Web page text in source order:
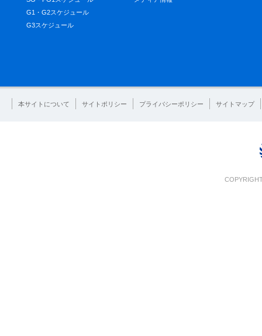
G1・G2スケジュール
G3スケジュール
本サイトについて サイトポリシー プライバシーポリシー サイトマップ